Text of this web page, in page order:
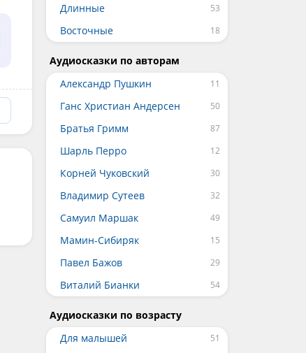
Длинные
Восточные
Аудиосказки по авторам
Александр Пушкин
Ганс Христиан Андерсен
Братья Гримм
Шарль Перро
Корней Чуковский
Владимир Сутеев
Самуил Маршак
Мамин-Сибиряк
Павел Бажов
Виталий Бианки
Аудиосказки по возрасту
Для малышей